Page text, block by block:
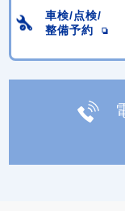
車検/点検/
整備予約